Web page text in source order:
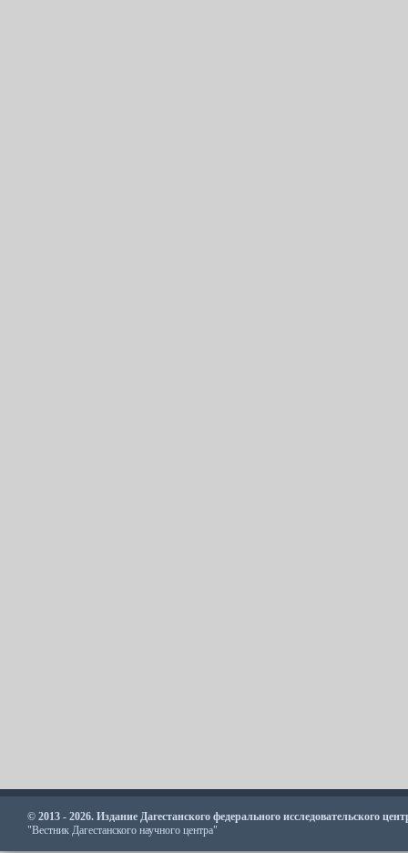
© 2013 - 2026. Издание Дагестанского федерального исследовательского
"Вестник Дагестанского научного центра"